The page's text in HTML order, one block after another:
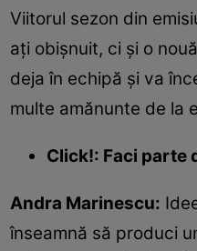
Viitorul sezon din
ați obișnuit, ci și o
deja în echipă și va
multe amănunte de la
Click!: Faci parte
Andra Marinescu:
înseamnă să produci